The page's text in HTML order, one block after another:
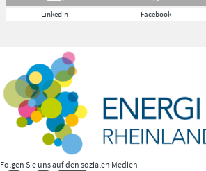
LinkedIn Facebook
Folgen Sie uns auf den sozialen Medien